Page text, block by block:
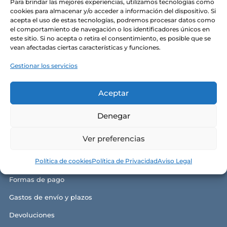
Para brindar las mejores experiencias, utilizamos tecnologías como
cookies para almacenar y/o acceder a información del dispositivo. Si
acepta el uso de estas tecnologías, podremos procesar datos como
el comportamiento de navegación o los identificadores únicos en
este sitio. Si no acepta o retira el consentimiento, es posible que se
vean afectadas ciertas características y funciones.
Gestionar los servicios
Aceptar
Denegar
Ver preferencias
Política de cookiesPolítica de PrivacidadAviso Legal
Alma y razón de ser
Nuestras tiendas
Contacto
Política de privacidad
Política de cookies
GUÍA DE COMPRA
Condiciones generales de compra
Formas de pago
Gastos de envío y plazos
Devoluciones